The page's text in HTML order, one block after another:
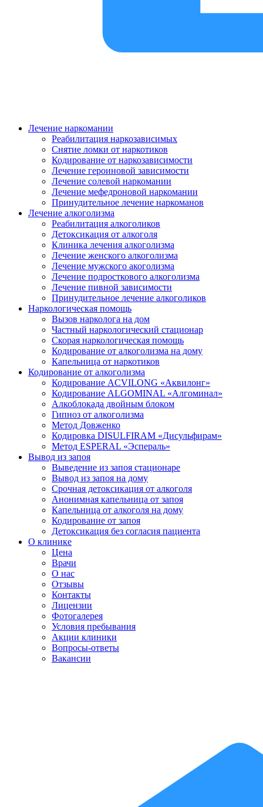
Лечение наркомании
Реабилитация наркозависимых
Снятие ломки от наркотиков
Кодирование от наркозависимости
Лечение героиновой зависимости
Лечение солевой наркомании
Лечение мефедроновой наркомании
Принудительное лечение наркоманов
Лечение алкоголизма
Реабилитация алкоголиков
Детоксикация от алкоголя
Клиника лечения алкоголизма
Лечение женского алкоголизма
Лечение мужского акоголизма
Лечение подросткового алкоголизма
Лечение пивной зависимости
Принудительное лечение алкоголиков
Наркологическая помощь
Вызов нарколога на дом
Частный наркологический стационар
Скорая наркологическая помощь
Кодирование от алкоголизма на дому
Капельница от наркотиков
Кодирование от алкоголизма
Кодирование ACVILONG «Аквилонг»
Кодирование ALGOMINAL «Алгоминал»
Алкоблокада двойным блоком
Гипноз от алкоголизма
Метод Довженко
Кодировка DISULFIRAM «Дисульфирам»
Метод ESPERAL «Эспераль»
Вывод из запоя
Выведение из запоя стационаре
Вывод из запоя на дому
Срочная детоксикация от алкоголя
Анонимная капельница от запоя
Капельница от алкоголя на дому
Кодирование от запоя
Детоксикация без согласия пациента
О клинике
Цена
Врачи
О нас
Отзывы
Контакты
Лицензии
Фотогалерея
Условия пребывания
Акции клиники
Вопросы-ответы
Вакансии